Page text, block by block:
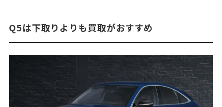
Q5は下取りよりも買取がおすすめ